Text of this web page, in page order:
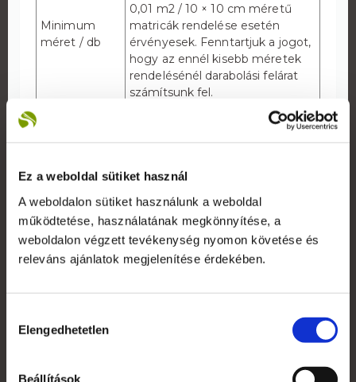
Ez a weboldal sütiket használ
A weboldalon sütiket használunk a weboldal
működtetése, használatának megkönnyítése, a
weboldalon végzett tevékenység nyomon követése és
releváns ajánlatok megjelenítése érdekében.
kiválasztása
Elengedhetetlen
Beállítások
Minimum
méret / db
0,01 m2 / 10 × 10 cm méretű
matricák rendelése esetén
érvényesek. Fenntartjuk a jogot,
hogy az ennél kisebb méretek
rendelésénél darabolási felárat
számítsunk fel.
Kisebb mennyiség esetén a
nyomdakész anyag ellenőrzését,
munkanap.
Nagyobb mennyiség esetén
kérje ajánlatunkat!
Alapanyag
850 mikron mágnesfólia + 100
mikron vinyl fólia + 80 mikron
laminálás
rendelhető. Kérjük rendelésnél
Maximális
Nyomat